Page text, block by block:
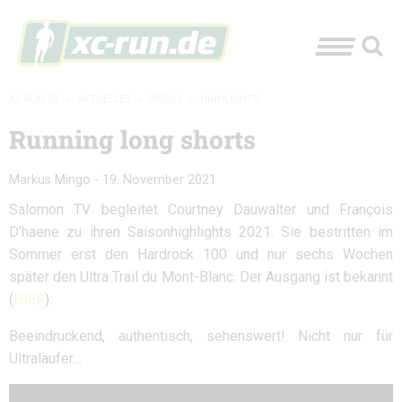
Running long shorts
Markus Mingo - 19. November 2021
Salomon TV begleitet Courtney Dauwalter und François
D’haene zu ihren Saisonhighlights 2021. Sie bestritten im
Sommer erst den Hardrock 100 und nur sechs Wochen
später den Ultra Trail du Mont-Blanc. Der Ausgang ist bekannt
(HIER).
Beeindruckend, authentisch, sehenswert! Nicht nur für
Ultraläufer…